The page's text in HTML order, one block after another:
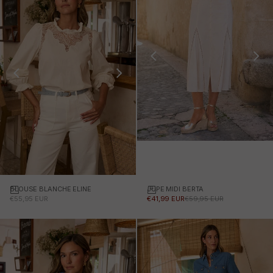
BLOUSE BLANCHE ELINE
PRIX PROMOTIONNEL
€55,95 EUR
Choisissez des options
JUPE MIDI BERTA
PRIX PROMOTIONNEL
€41,99 EURPRIX NORMAL
€59,95 EUR